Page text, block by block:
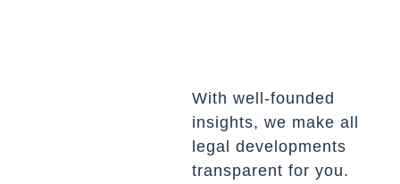
With well-founded
insights, we make all
legal developments
transparent for you.